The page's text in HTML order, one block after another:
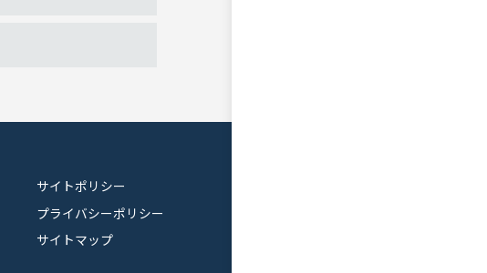
サイトポリシー
プライバシーポリシー
サイトマップ